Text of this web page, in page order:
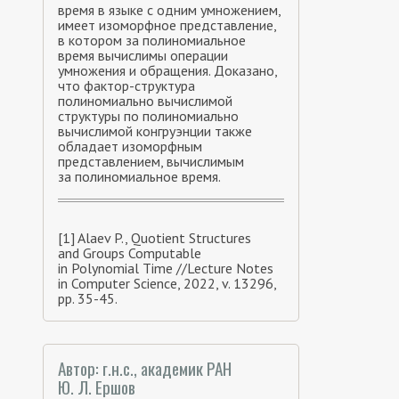
время в языке с одним умножением,
имеет изоморфное представление,
в котором за полиномиальное
время вычислимы операции
умножения и обращения. Доказано,
что фактор-структура
полиномиально вычислимой
структуры по полиномиально
вычислимой конгруэнции также
обладает изоморфным
представлением, вычислимым
за полиномиальное время.
[1] Alaev P., Quotient Structures
and Groups Computable
in Polynomial Time //Lecture Notes
in Computer Science, 2022, v. 13296,
pp. 35-45.
Автор: г.н.с., академик РАН
Ю. Л. Ершов